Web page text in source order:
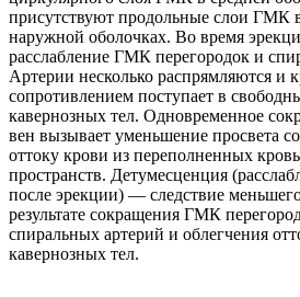
присутствуют продольные слои ГМК
наружной оболочках. Во время
расслабление ГМК перегородок и
Артерии несколько распрямляются и
сопротивлением поступает в
кавернозных тел. Одновременное
вен вызывает уменьшение просвета
оттоку крови из переполненных
пространств. Детумесценция
после эрекции) — следствие
результате сокращения ГМК
спиральных артерий и облегчения
кавернозных тел.